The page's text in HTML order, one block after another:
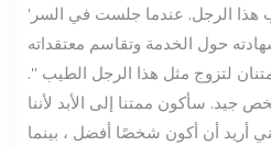
'أريد فقط أن أقول إنني أحب هذا الرجل. عندما جلست في السر
حول الخدمة وتقاسم معتقداته
لتزوج مثل هذا الرجل الطيب ''.
سأكون ممتنا إلى الأبد لأننا
أريد أن أكون شخصًا أفضل ، بينما